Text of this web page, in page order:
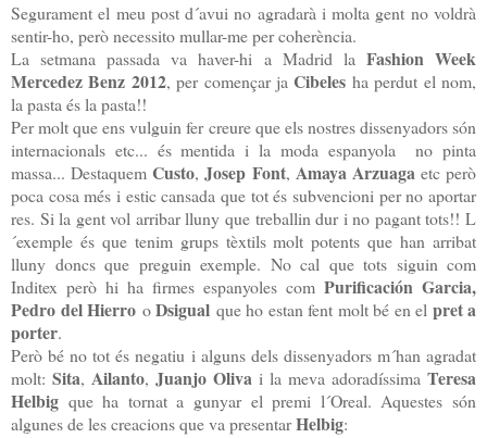
Segurament el meu post d´avui no agradarà i molta gent no voldrà
sentir-ho, però necessito mullar-me per coherència.
La setmana passada va haver-hi a Madrid la Fashion Week
Mercedez Benz 2012, per començar jaCibeles ha perdut el nom,
la pasta és la pasta!!
Per molt que ens vulguin fer creure que els nostres dissenyadors són
internacionals etc... és mentida i la moda espanyola no pinta
massa... DestaquemCusto,Josep Font, Amaya Arzuaga etc però
poca cosa més i estic cansada que tot és subvencioni per no aportar
res. Si la gent vol arribar lluny que treballin dur i no pagant tots!! L
´exemple és que tenim grups tèxtils molt potents que han arribat
lluny doncs que preguin exemple. No cal que tots siguin com
Inditex però hi ha firmes espanyoles com Purificación Garcia,
Pedro del Hierro o Dsigual que ho estan fent molt bé en el pret a
porter.
Però bé no tot és negatiu i alguns dels dissenyadors m´han agradat
molt: Sita, Ailanto, Juanjo Oliva i la meva adoradíssima Teresa
Helbig que ha tornat a gunyar el premi l´Oreal. Aquestes són
algunes de les creacions que va presentarHelbig: